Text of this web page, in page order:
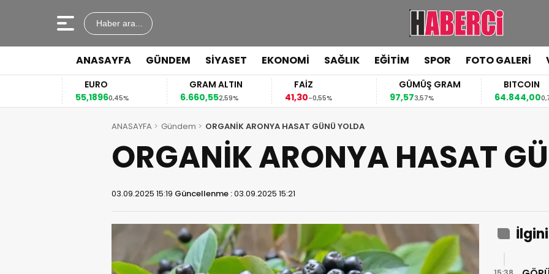
Haber ara...
ANASAYFA GÜNDEM SİYASET EKONOMİ SAĞLIK EĞİTİM SPOR FOTO GALERİ
EURO
55,18960,45%
GRAM ALTIN
6.660,552,59%
41,30-0,55%
GÜMÜŞ GRAM
97,573,57%
BITCOIN
64.844,000,70%
ANASAYFA Gündem ORGANİK ARONYA HASAT GÜNÜ YOLDA
ORGANİK ARONYA HASAT
03.09.2025 15:19 Güncellenme :03.09.2025 15:21